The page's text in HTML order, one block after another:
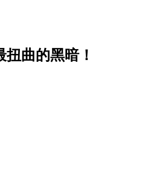
曲的黑暗！